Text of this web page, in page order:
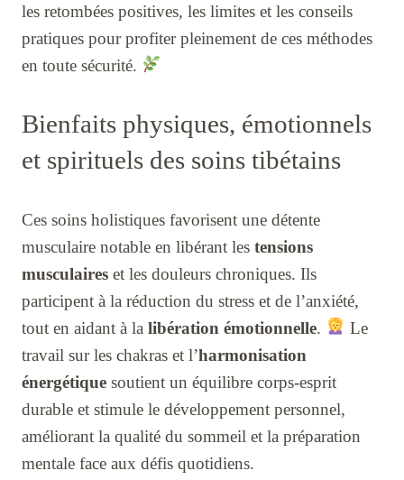
les retombées positives, les limites et les conseils
pratiques pour profiter pleinement de ces méthodes
en toute sécurité.
Bienfaits physiques, émotionnels
et spirituels des soins tibétains
Ces soins holistiques favorisent une détente
musculaire notable en libérant les tensions
musculaires et les douleurs chroniques. Ils
participent à la réduction du stress et de l’anxiété,
tout en aidant à la libération émotionnelle.
Le
travail sur les chakras et l’harmonisation
énergétique soutient un équilibre corps-esprit
durable et stimule le développement personnel,
améliorant la qualité du sommeil et la préparation
mentale face aux défis quotidiens.